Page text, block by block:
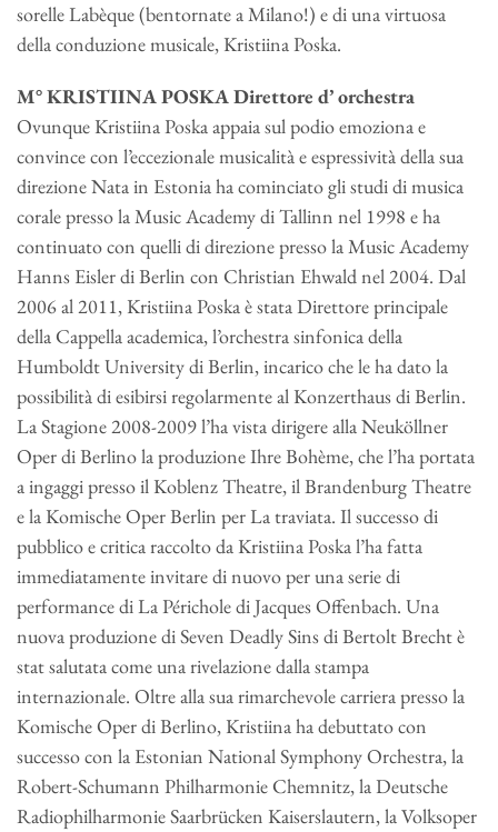
sorelle Labèque (bentornate a Milano!) e di una virtuosa
della conduzione musicale, Kristiina Poska.
M° KRISTIINA POSKA Direttore d’ orchestra
Ovunque Kristiina Poska appaia sul podio emoziona e
convince con l’eccezionale musicalità e espressività della sua
direzione Nata in Estonia ha cominciato gli studi di musica
corale presso la Music Academy di Tallinn nel 1998 e ha
continuato con quelli di direzione presso la Music Academy
Hanns Eisler di Berlin con Christian Ehwald nel 2004. Dal
2006 al 2011, Kristiina Poska è stata Direttore principale
della Cappella academica, l’orchestra sinfonica della
Humboldt University di Berlin, incarico che le ha dato la
possibilità di esibirsi regolarmente al Konzerthaus di Berlin.
La Stagione 2008-2009 l’ha vista dirigere alla Neuköllner
Oper di Berlino la produzione Ihre Bohème, che l’ha portata
a ingaggi presso il Koblenz Theatre, il Brandenburg Theatre
e la Komische Oper Berlin per La traviata. Il successo di
pubblico e critica raccolto da Kristiina Poska l’ha fatta
immediatamente invitare di nuovo per una serie di
performance di La Périchole di Jacques Offenbach. Una
nuova produzione di Seven Deadly Sins di Bertolt Brecht è
stat salutata come una rivelazione dalla stampa
internazionale. Oltre alla sua rimarchevole carriera presso la
Komische Oper di Berlino, Kristiina ha debuttato con
successo con la Estonian National Symphony Orchestra, la
Robert-Schumann Philharmonie Chemnitz, la Deutsche
Radiophilharmonie Saarbrücken Kaiserslautern, la Volksoper